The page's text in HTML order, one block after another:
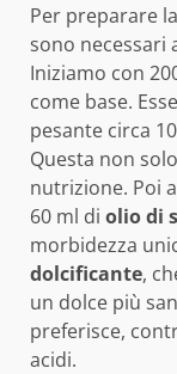
Per preparare la
sono necessari
Iniziamo con
come base.
pesante circa
Questa non
nutrizione. Poi
60 ml di olio di
morbidezza
dolcificante,
un dolce più
preferisce,
acidi.